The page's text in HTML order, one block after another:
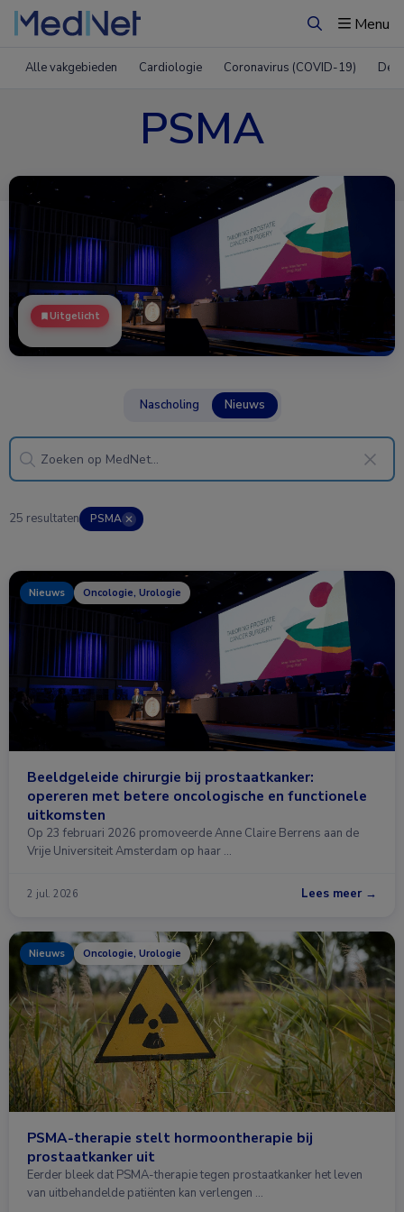
ZoekenMenu
Alle vakgebieden Cardiologie Coronavirus (COVID-19)
PSMA
Uitgelicht
Nascholing Nieuws
25 resultaten PSMA ✕
Nieuws Oncologie, Urologie
Beeldgeleide chirurgie bij prostaatkanker:
opereren met betere oncologische en functionele
uitkomsten
Op 23 februari 2026 promoveerde Anne Claire Berrens aan de
Vrije Universiteit Amsterdam op haar …
2 jul. 2026 Lees meer →
Nieuws Oncologie, Urologie
PSMA-therapie stelt hormoontherapie bij
prostaatkanker uit
Eerder bleek dat PSMA-therapie tegen prostaatkanker het leven
van uitbehandelde patiënten kan verlengen …